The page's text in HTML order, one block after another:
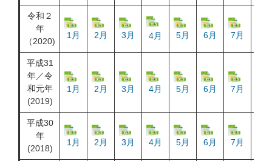
令和２
年
（2020)
1月 2月 3月 4月 5月 6月 7月
平成31
年／令
和元年
(2019)
1月 2月 3月 4月 5月 6月 7月
平成30
年
(2018)
1月 2月 3月 4月 5月 6月 7月